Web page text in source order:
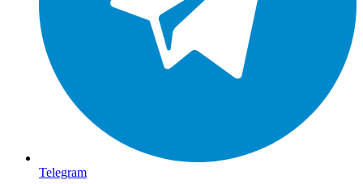
Telegram